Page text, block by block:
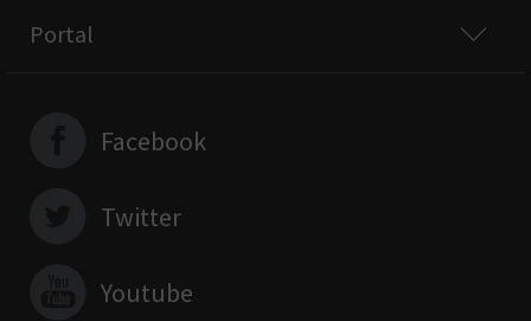
Portal
Facebook
Twitter
Youtube